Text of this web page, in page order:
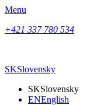
Menu
+421 337 780 534
SKSlovensky
SKSlovensky
ENEnglish